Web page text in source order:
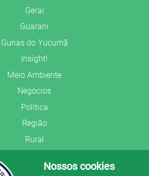
Geral
Guarani
Gurias do Yucumã
Insight!
Meio Ambiente
Negócios
Política
Região
Rural
Segurança PúblicaNossos cookies